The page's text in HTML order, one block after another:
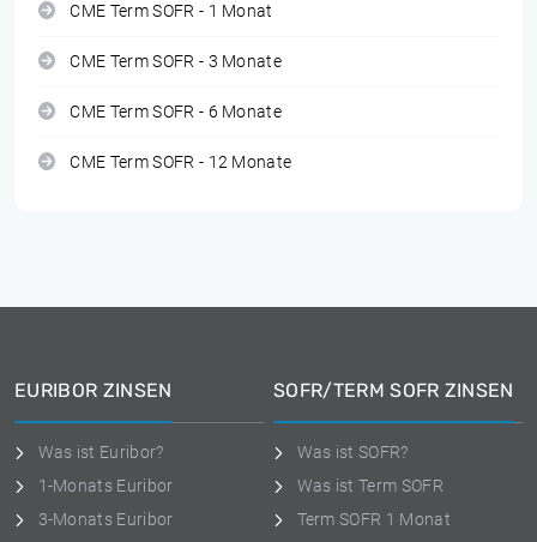
CME Term SOFR - 1 Monat
CME Term SOFR - 3 Monate
CME Term SOFR - 6 Monate
CME Term SOFR - 12 Monate
EURIBOR ZINSEN
Was ist Euribor?
1-Monats Euribor
3-Monats Euribor
SOFR/TERM SOFR ZINSEN
Was ist SOFR?
Was ist Term SOFR
Term SOFR 1 Monat